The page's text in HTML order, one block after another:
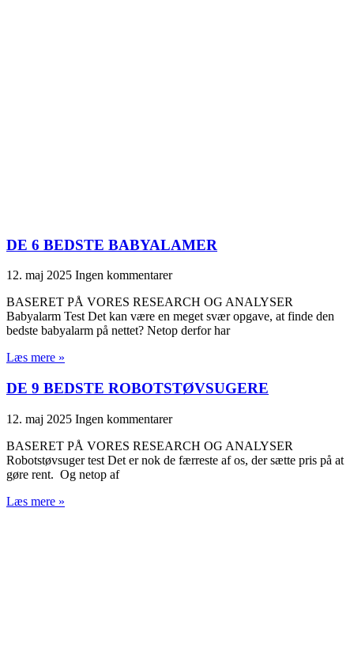
DE 6 BEDSTE BABYALAMER
12. maj 2025 Ingen kommentarer
BASERET PÅ VORES RESEARCH OG ANALYSER
Babyalarm Test Det kan være en meget svær opgave, at finde den
bedste babyalarm på nettet? Netop derfor har
Læs mere »
DE 9 BEDSTE ROBOTSTØVSUGERE
12. maj 2025 Ingen kommentarer
BASERET PÅ VORES RESEARCH OG ANALYSER
Robotstøvsuger test Det er nok de færreste af os, der sætte pris på at
gøre rent. Og netop af
Læs mere »